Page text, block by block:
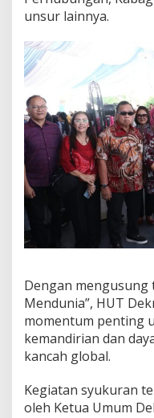
unsur lainnya.
Dengan mengusung
Mendunia”, HUT
momentum penting
kemandirian dan
kancah global.
Kegiatan syukuran
oleh Ketua Umum